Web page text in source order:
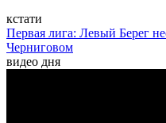
кстати
Первая лига: Левый Берег
Черниговом
видео дня